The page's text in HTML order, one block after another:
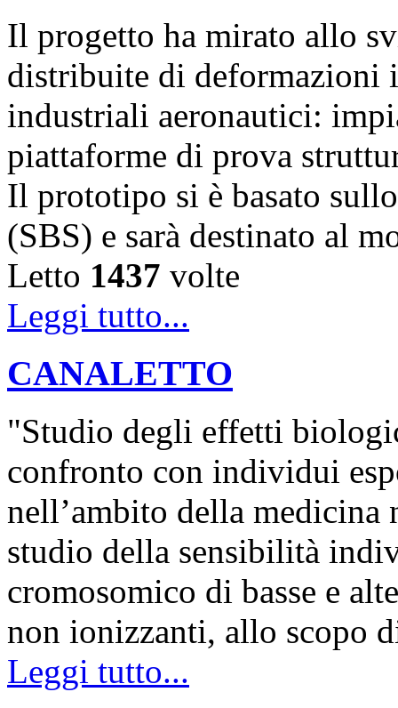
Il progetto ha mirato allo
distribuite di deformazioni
industriali aeronautici:
piattaforme di prova
Il prototipo si è basato
(SBS) e sarà destinato al
Letto 1437 volte
Leggi tutto...
CANALETTO
"Studio degli effetti
confronto con individui
nell’ambito della
studio della sensibilità
cromosomico di basse e
non ionizzanti, allo scopo
Leggi tutto...